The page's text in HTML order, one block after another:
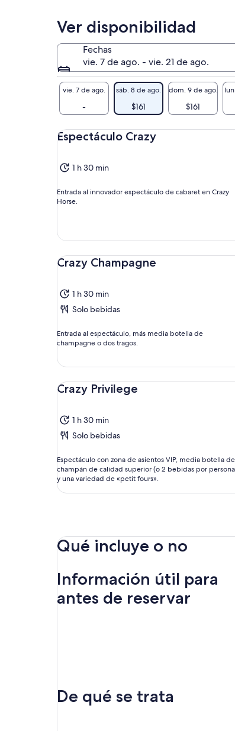
Ver disponibilidad
Fechas
vie. 7 de ago. - vie. 21 de ago.
vie. 7 de ago.
-
sáb. 8 de ago.
$161
dom. 9 de ago.
$161
Espectáculo Crazy
1 h 30 min
Entrada al innovador espectáculo de cabaret en Crazy
Horse.
Crazy Champagne
1 h 30 min
Solo bebidas
Entrada al espectáculo, más media botella de
champagne o dos tragos.
Crazy Privilege
1 h 30 min
Solo bebidas
Espectáculo con zona de asientos VIP, media botella de
champán de calidad superior (o 2 bebidas por
y una variedad de «petit fours».
Qué incluye o no
Información útil para
antes de reservar
De qué se trata